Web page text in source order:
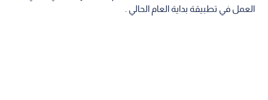
العمل في تطبيقة بداية العام الحالي .